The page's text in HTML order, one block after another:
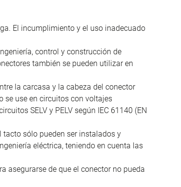
El incumplimiento y el uso inadecuado
control y construcción de
también se pueden utilizar en
la carcasa y la cabeza del conector
se use en circuitos con voltajes
SELV y PELV según IEC 61140 (EN
sólo pueden ser instalados y
eléctrica, teniendo en cuenta las
asegurarse de que el conector no pueda